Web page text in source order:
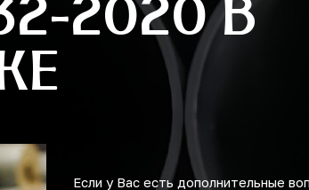
2020 В
Если у Вас есть дополнительные